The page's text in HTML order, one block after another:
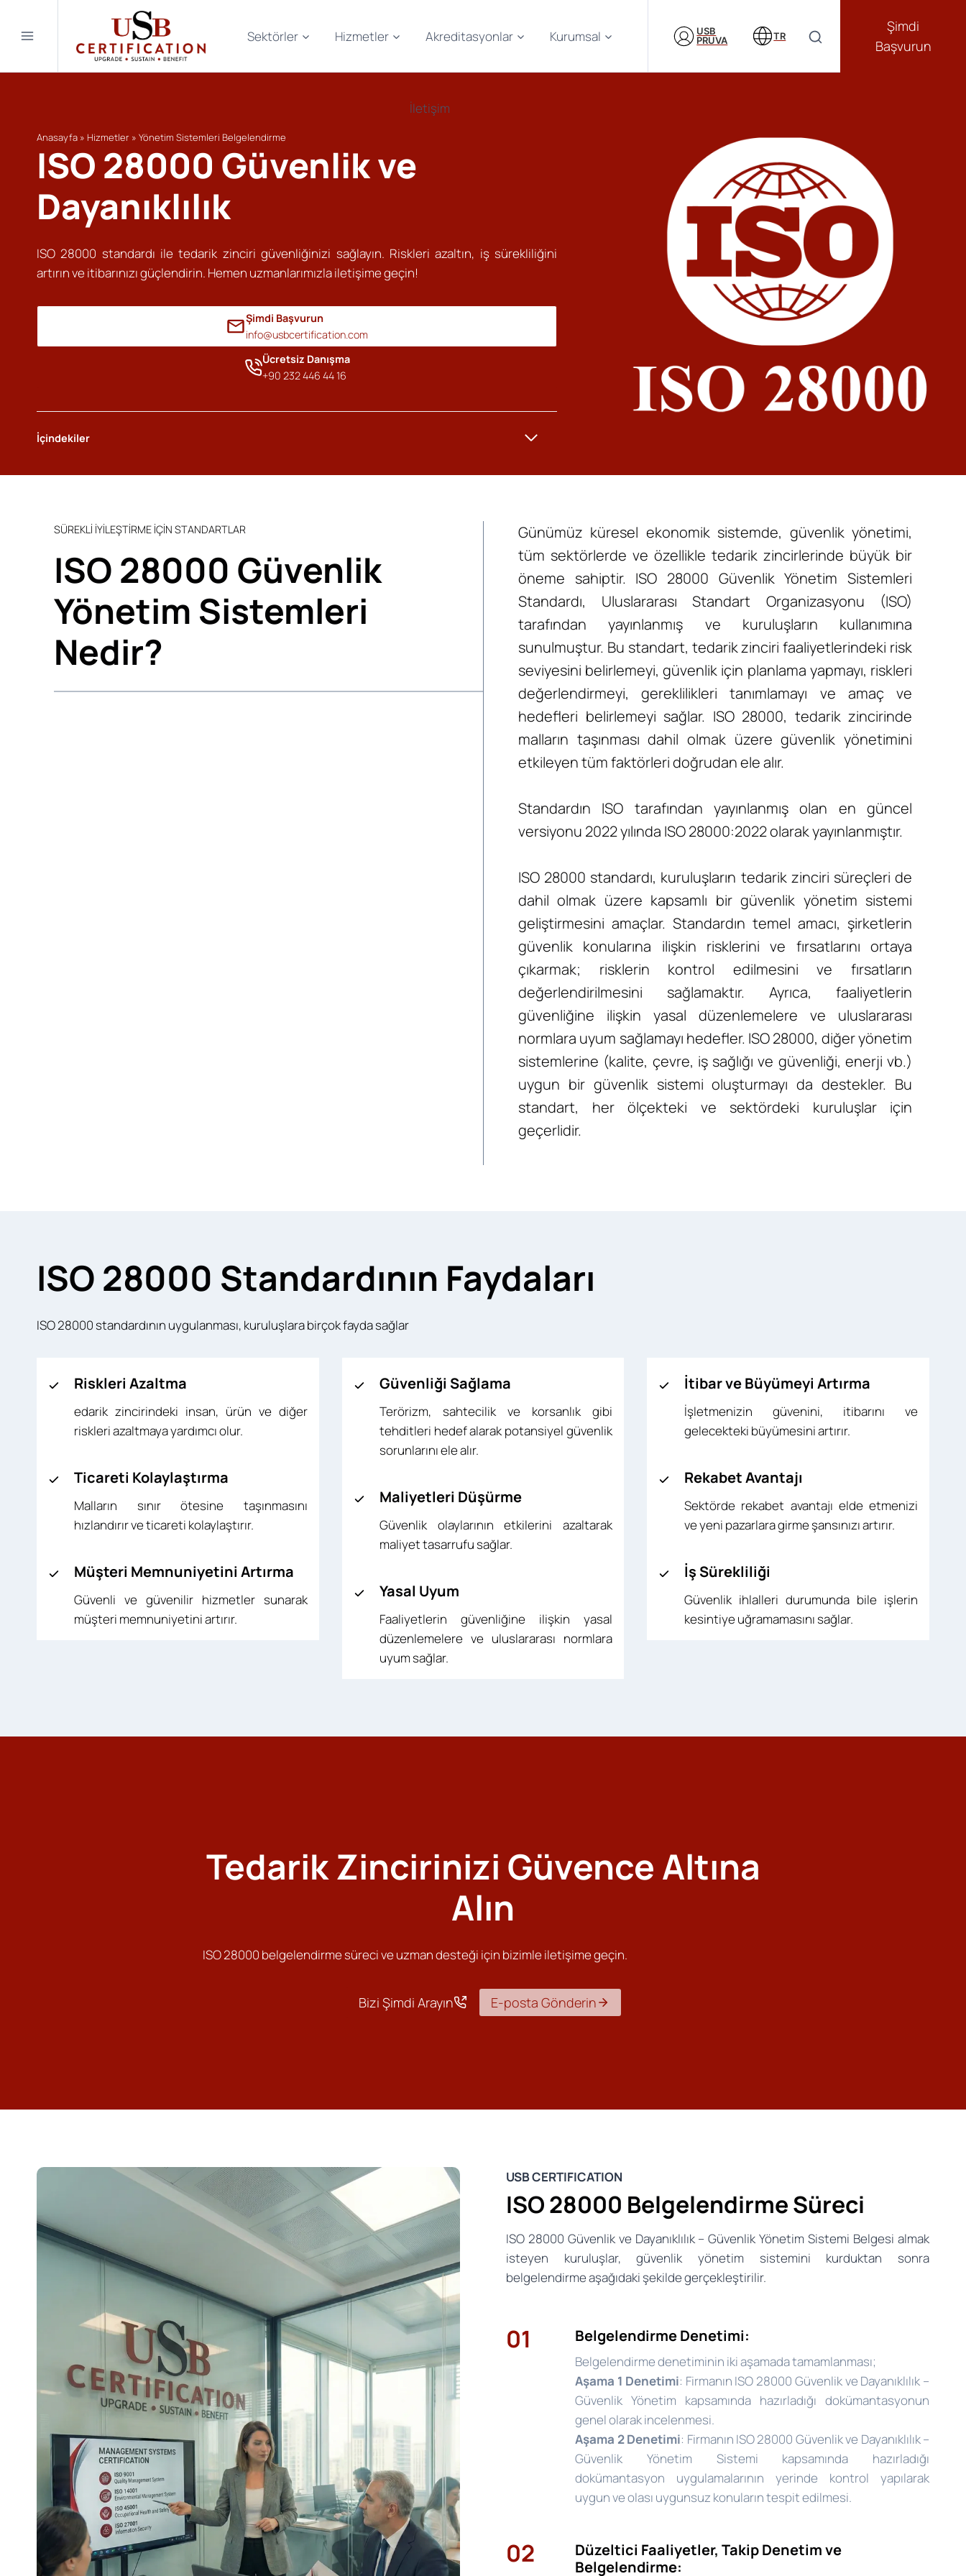
Sektörler Hizmetler Akreditasyonlar Kurumsal
İletişim
USB
PRUVA
TR
Şimdi
Başvurun
Anasayfa » Hizmetler » Yönetim Sistemleri Belgelendirme
ISO 28000 Güvenlik ve
Dayanıklılık
ISO 28000 standardı ile tedarik zinciri güvenliğinizi sağlayın. Riskleri azaltın, iş sürekliliğini
artırın ve itibarınızı güçlendirin. Hemen uzmanlarımızla iletişime geçin!
Şimdi Başvurun
info@usbcertification.com
Ücretsiz Danışma
+90 232 446 44 16
İçindekiler
SÜREKLİ İYİLEŞTİRME İÇİN STANDARTLAR
ISO 28000 Güvenlik
Yönetim Sistemleri
Nedir?
Günümüz küresel ekonomik sistemde, güvenlik yönetimi,
tüm sektörlerde ve özellikle tedarik zincirlerinde büyük bir
öneme sahiptir. ISO 28000 Güvenlik Yönetim Sistemleri
Standardı, Uluslararası Standart Organizasyonu (ISO)
tarafından yayınlanmış ve kuruluşların kullanımına
sunulmuştur. Bu standart, tedarik zinciri faaliyetlerindeki risk
seviyesini belirlemeyi, güvenlik için planlama yapmayı, riskleri
değerlendirmeyi, gereklilikleri tanımlamayı ve amaç ve
hedefleri belirlemeyi sağlar. ISO 28000, tedarik zincirinde
malların taşınması dahil olmak üzere güvenlik yönetimini
etkileyen tüm faktörleri doğrudan ele alır.
Standardın ISO tarafından yayınlanmış olan en güncel
versiyonu 2022 yılında ISO 28000:2022 olarak yayınlanmıştır.
ISO 28000 standardı, kuruluşların tedarik zinciri süreçleri de
dahil olmak üzere kapsamlı bir güvenlik yönetim sistemi
geliştirmesini amaçlar. Standardın temel amacı, şirketlerin
güvenlik konularına ilişkin risklerini ve fırsatlarını ortaya
çıkarmak; risklerin kontrol edilmesini ve fırsatların
değerlendirilmesini sağlamaktır. Ayrıca, faaliyetlerin
güvenliğine ilişkin yasal düzenlemelere ve uluslararası
normlara uyum sağlamayı hedefler. ISO 28000, diğer yönetim
sistemlerine (kalite, çevre, iş sağlığı ve güvenliği, enerji vb.)
uygun bir güvenlik sistemi oluşturmayı da destekler. Bu
standart, her ölçekteki ve sektördeki kuruluşlar için
geçerlidir.
ISO 28000 Standardının Faydaları
ISO 28000 standardının uygulanması, kuruluşlara birçok fayda sağlar
Riskleri Azaltma
edarik zincirindeki insan, ürün ve diğer
riskleri azaltmaya yardımcı olur.
Ticareti Kolaylaştırma
Malların sınır ötesine taşınmasını
hızlandırır ve ticareti kolaylaştırır.
Müşteri Memnuniyetini Artırma
Güvenli ve güvenilir hizmetler sunarak
müşteri memnuniyetini artırır.
Güvenliği Sağlama
Terörizm, sahtecilik ve korsanlık gibi
tehditleri hedef alarak potansiyel güvenlik
sorunlarını ele alır.
Maliyetleri Düşürme
Güvenlik olaylarının etkilerini azaltarak
maliyet tasarrufu sağlar.
Yasal Uyum
Faaliyetlerin güvenliğine ilişkin yasal
düzenlemelere ve uluslararası normlara
uyum sağlar.
İtibar ve Büyümeyi Artırma
İşletmenizin güvenini, itibarını ve
gelecekteki büyümesini artırır.
Rekabet Avantajı
Sektörde rekabet avantajı elde etmenizi
ve yeni pazarlara girme şansınızı artırır.
İş Sürekliliği
Güvenlik ihlalleri durumunda bile işlerin
kesintiye uğramamasını sağlar.
Tedarik Zincirinizi Güvence Altına
Alın
ISO 28000 belgelendirme süreci ve uzman desteği için bizimle iletişime geçin.
Bizi Şimdi Arayın E-posta Gönderin
USB CERTIFICATION
ISO 28000 Belgelendirme Süreci
ISO 28000 Güvenlik ve Dayanıklılık – Güvenlik Yönetim Sistemi Belgesi almak
isteyen kuruluşlar, güvenlik yönetim sistemini kurduktan sonra
belgelendirme aşağıdaki şekilde gerçekleştirilir.
01 Belgelendirme Denetimi:
Belgelendirme denetiminin iki aşamada tamamlanması;
Aşama 1 Denetimi: Firmanın ISO 28000 Güvenlik ve Dayanıklılık –
Güvenlik Yönetim kapsamında hazırladığı dokümantasyonun
genel olarak incelenmesi.
Aşama 2 Denetimi: Firmanın ISO 28000 Güvenlik ve Dayanıklılık –
Güvenlik Yönetim Sistemi kapsamında hazırladığı
dokümantasyon uygulamalarının yerinde kontrol yapılarak
uygun ve olası uygunsuz konuların tespit edilmesi.
02
Düzeltici Faaliyetler, Takip Denetim ve
Belgelendirme: